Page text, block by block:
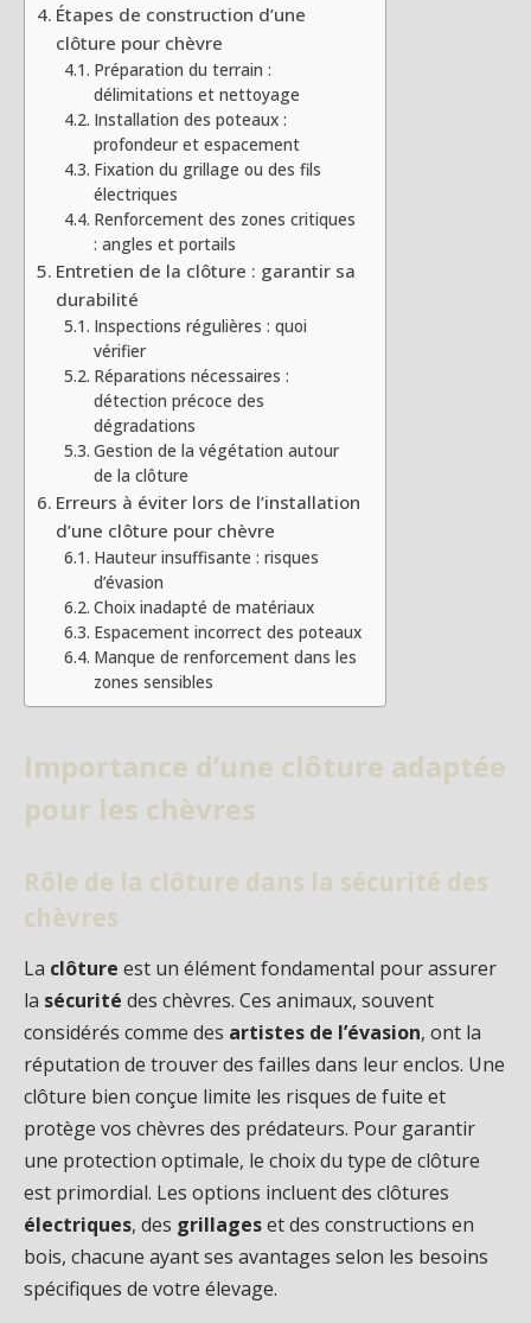
Étapes de construction d’une
clôture pour chèvre
Préparation du terrain :
délimitations et nettoyage
Installation des poteaux :
profondeur et espacement
Fixation du grillage ou des fils
électriques
Renforcement des zones critiques
: angles et portails
Entretien de la clôture : garantir sa
durabilité
Inspections régulières : quoi
vérifier
Réparations nécessaires :
détection précoce des
dégradations
Gestion de la végétation autour
de la clôture
Erreurs à éviter lors de l’installation
d’une clôture pour chèvre
Hauteur insuffisante : risques
d’évasion
Choix inadapté de matériaux
Espacement incorrect des poteaux
Manque de renforcement dans les
zones sensibles
Importance d’une clôture adaptée
pour les chèvres
Rôle de la clôture dans la sécurité des
chèvres
La clôture est un élément fondamental pour assurer
la sécurité des chèvres. Ces animaux, souvent
considérés comme des artistes de l’évasion, ont la
réputation de trouver des failles dans leur enclos. Une
clôture bien conçue limite les risques de fuite et
protège vos chèvres des prédateurs. Pour garantir
une protection optimale, le choix du type de clôture
est primordial. Les options incluent des clôtures
électriques, des grillageset des constructions en
bois, chacune ayant ses avantages selon les besoins
spécifiques de votre élevage.